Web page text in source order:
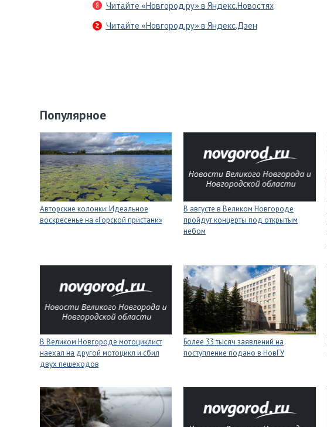
Читайте «Новгород.ру» в Яндекс.Новостях
Читайте «Новгород.ру» в Яндекс.Дзен
Популярное
Авторские колонки: Идеальное
воскресенье на «Горской пристани»
В августе в Великом Новгороде
пройдут концерты под открытым
небом
В Великом Новгороде мотоциклист
наехал на другой мотоцикл и сбил
двух пешеходов
Более 33 тысяч заявлений на
поступление подано в НовГУ